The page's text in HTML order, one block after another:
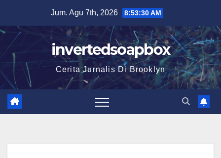
content
Jum. Agu 7th, 2026 8:53:31 AM
invertedsoapbox
Cerita Jurnalis Di Brooklyn